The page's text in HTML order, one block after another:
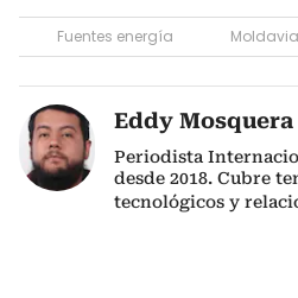
Fuentes energía Moldavia
Eddy Mosquera
Periodista
desde 2018. Cubre
tecnológicos y